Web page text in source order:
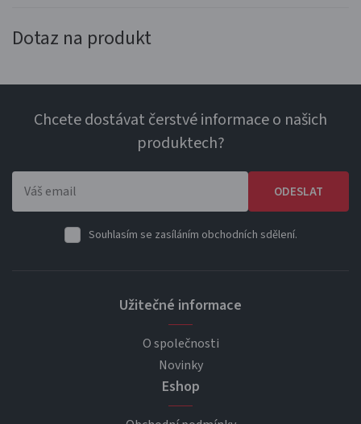
Dotaz na produkt
Chcete dostávat čerstvé informace o našich
produktech?
ODESLAT
Souhlasím se zasíláním obchodních sdělení.
Užitečné informace
O společnosti
Novinky
Eshop